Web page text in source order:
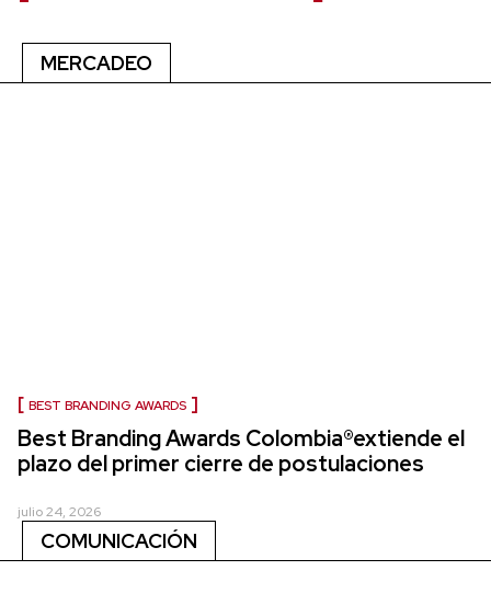
MERCADEO
BEST BRANDING AWARDS
Best Branding Awards Colombia®extiende el
plazo del primer cierre de postulaciones
julio 24, 2026
COMUNICACIÓN